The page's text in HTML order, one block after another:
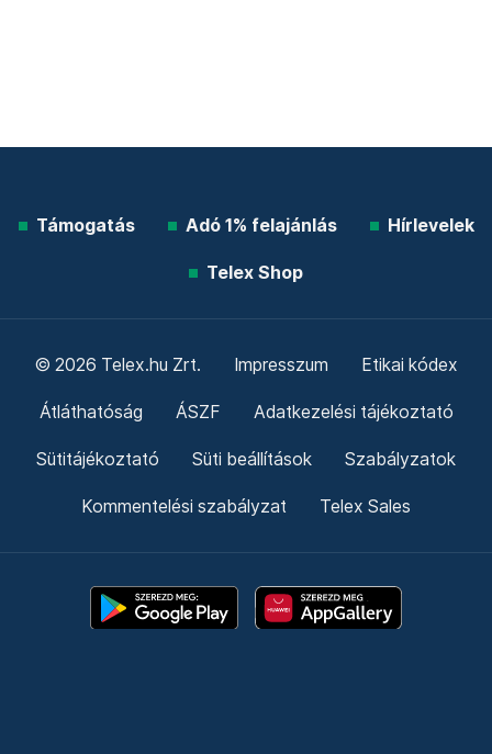
Támogatás Adó 1% felajánlás Hírlevelek
Telex Shop
© 2026 Telex.hu Zrt. Impresszum Etikai kódex
Átláthatóság ÁSZF Adatkezelési tájékoztató
Sütitájékoztató Süti beállítások Szabályzatok
Kommentelési szabályzat Telex Sales